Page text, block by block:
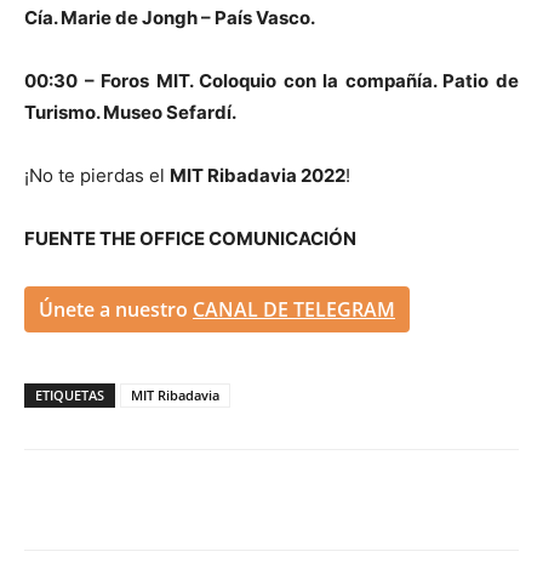
Cía. Marie de Jongh – País Vasco.
00:30 – Foros MIT. Coloquio con la compañía. Patio de
Turismo. Museo Sefardí.
¡No te pierdas el MIT Ribadavia 2022!
FUENTE THE OFFICE COMUNICACIÓN
Únete a nuestro CANAL DE TELEGRAM
ETIQUETAS MIT Ribadavia